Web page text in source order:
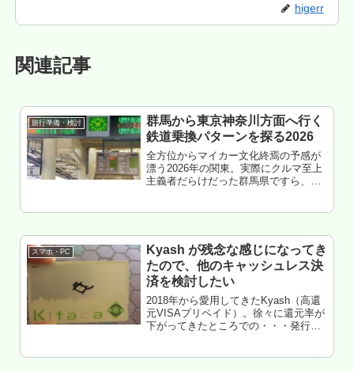
higerr
関連記事
旅行準備・検討
群馬から東京神奈川方面へ行く
鉄道乗換パターンを探る2026
全方位からマイカー文化終焉の予感が
漂う2026年の関東。実際にクルマ至上
主義者だらけだった群馬県ですら、チ
スマホ・PC
Kyash が残念な感じになってき
たので、他のキャッシュレス決
済を検討したい
2018年から愛用してきたKyash（高還
元VISAプリペイド）。徐々に還元率が
下がってきたところでの・・・発行手